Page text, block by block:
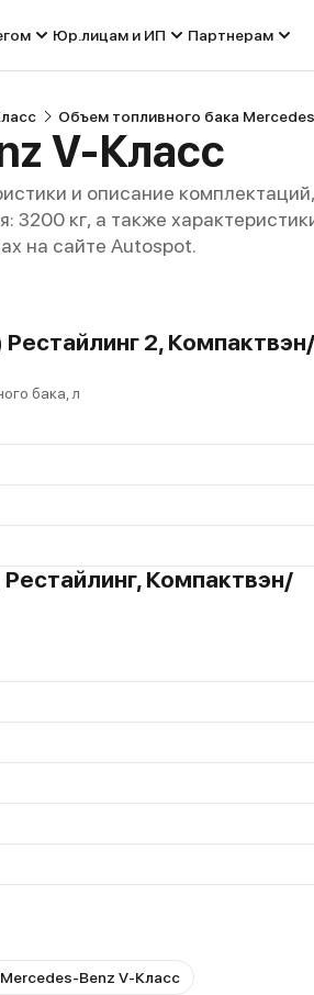
Юр.лицам и ИП Партнерам
Объем топливного бака
V-Класс
и описание комплектаций,
3200 кг, а также
на сайте Autospot.
2, Компактвэн/
бака, л
Компактвэн/
Benz V-Класс